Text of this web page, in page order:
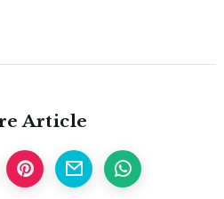
Article